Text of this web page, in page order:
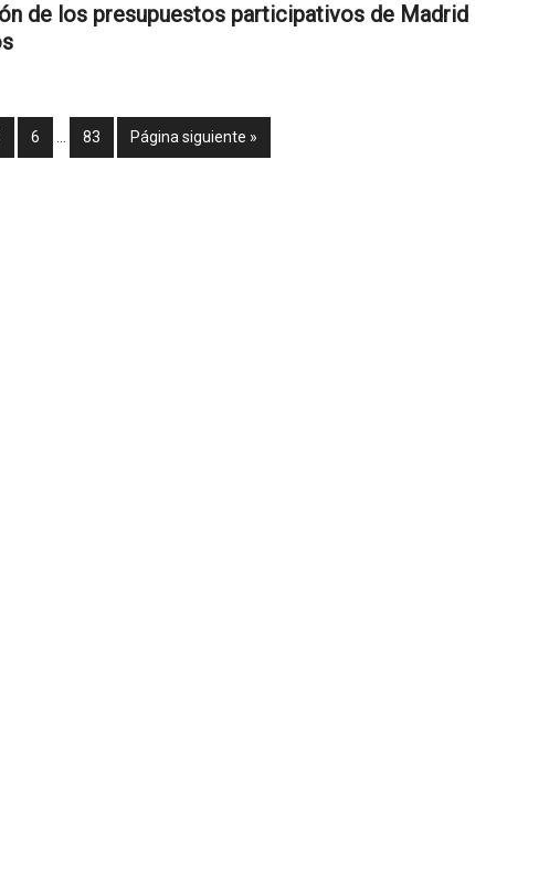
de los presupuestos participativos de Madrid
6 83 Página siguiente »